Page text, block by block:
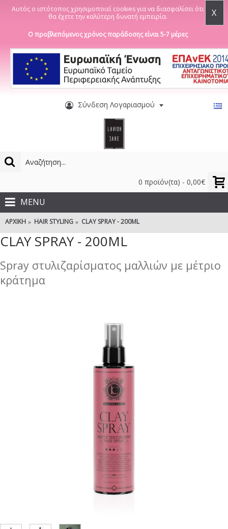
Αυτός ο ιστότοπος χρησιμοποιεί cookies για να διασφαλίσει ότι
θα έχετε την καλύτερη δυνατή εμπειρία.
X
Ο προβλεπόμενος χρόνος παράδοσης είναι 5-7 μέρες
Σύνδεση Λογαριασμού
0 προϊόν(τα) - 0,00€
MENU
ΑΡΧΙΚΉ HAIR STYLING CLAY SPRAY - 200ML
CLAY SPRAY - 200ML
Spray στυλιζαρίσματος μαλλιών με μέτριο
κράτημα